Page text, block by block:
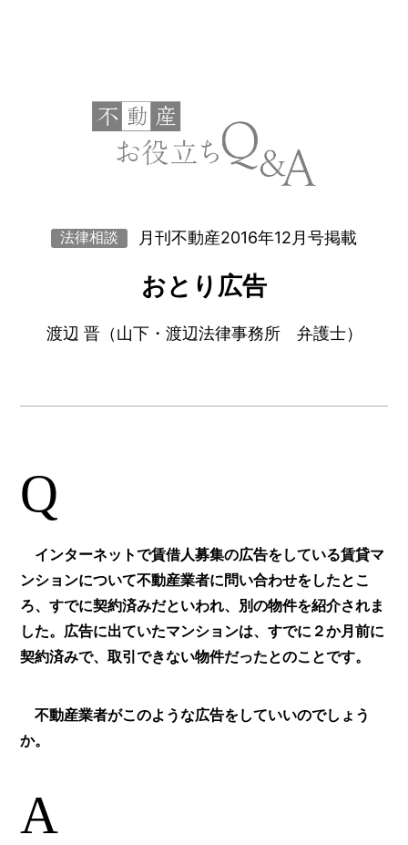
法律相談 月刊不動産2016年12月号掲載
おとり広告
渡辺 晋（山下・渡辺法律事務所 弁護士）
Q
インターネットで賃借人募集の広告をしている賃貸マ
ンションについて不動産業者に問い合わせをしたとこ
ろ、すでに契約済みだといわれ、別の物件を紹介されま
した。広告に出ていたマンションは、すでに２か月前に
契約済みで、取引できない物件だったとのことです。
不動産業者がこのような広告をしていいのでしょう
か。
A